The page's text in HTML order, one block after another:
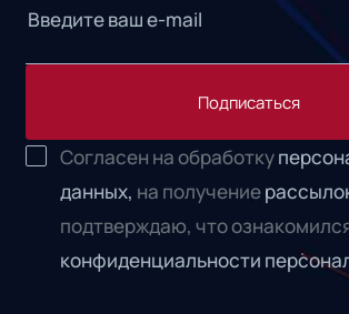
Подписаться
Согласен на обработку
данных, на получение
подтверждаю, что
конфиденциальности